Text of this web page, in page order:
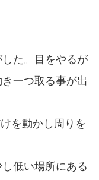
た。目をやるが
一つ取る事が出
を動かし周りを
低い場所にある